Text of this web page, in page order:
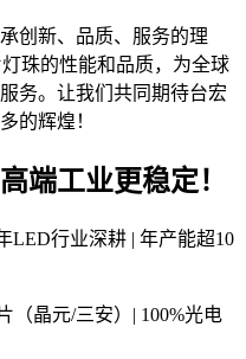
创新、品质、服务的理
珠的性能和品质，为全球
务。让我们共同期待台宏
的辉煌！
端工业更稳定！
LED行业深耕 | 年产能超10
（晶元/三安）| 100%光电